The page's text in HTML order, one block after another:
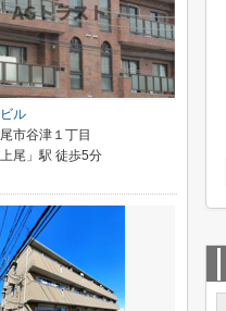
ル
市谷津１丁目
尾」駅 徒歩5分